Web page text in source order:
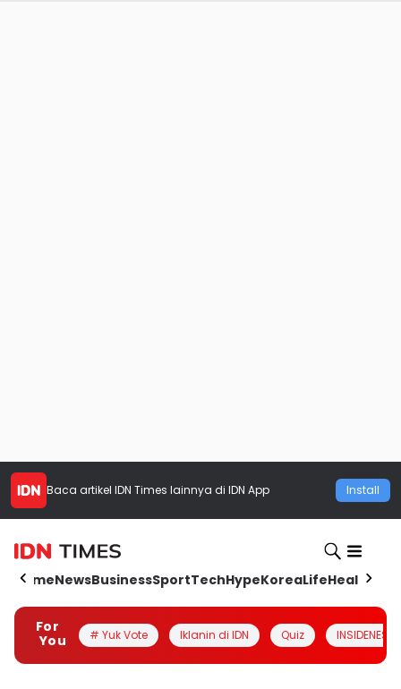
Baca artikel IDN Times lainnya di IDN App Install
HomeNewsBusinessSportTechHypeKoreaLifeHealth
For
You
# Yuk Vote Iklanin di IDN Quiz INSIDENESIA